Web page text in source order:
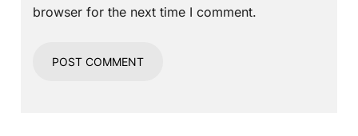
browser for the next time I comment.